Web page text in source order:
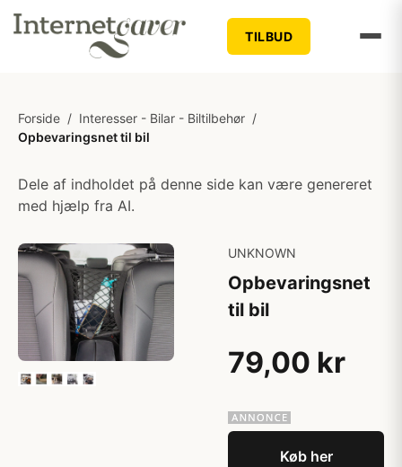
TILBUD
Forside / Interesser - Bilar - Biltilbehør /
Opbevaringsnet til bil
Dele af indholdet på denne side kan være genereret
med hjælp fra AI.
UNKNOWN
Opbevaringsnet
til bil
79,00 kr
Køb her